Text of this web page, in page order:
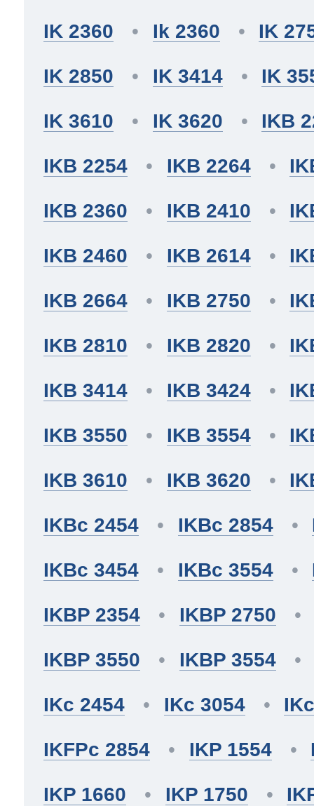
IK 2360 Ik 2360 IK
IK 2850 IK 3414 IK
IK 3610 IK 3620 IKB
IKB 2254 IKB 2264
IKB 2360 IKB 2410
IKB 2460 IKB 2614
IKB 2664 IKB 2750
IKB 2810 IKB 2820
IKB 3414 IKB 3424
IKB 3550 IKB 3554
IKB 3610 IKB 3620
IKBc 2454 IKBc 2854
IKBc 3454 IKBc 3554
IKBP 2354 IKBP 2750
IKBP 3550 IKBP 3554
IKc 2454 IKc 3054
IKFPc 2854 IKP 1554
IKP 1660 IKP 1750